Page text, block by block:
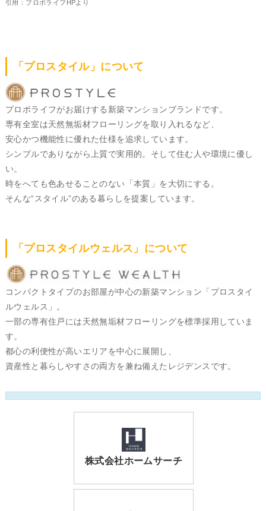
引用：プロポライフHPより
「プロスタイル」について
プロポライフがお届けする新築マンションブランドです。
専有全室は天然無垢材フローリングを取り入れるなど、
安心かつ機能性に優れた仕様を追求しています。
シンプルでありながら上質で実用的。そして住む人や環境に優し
い。
時をへても色あせることのない「本質」を大切にする。
そんな“スタイル”のある暮らしを提案しています。
「プロスタイルウェルス」について
コンパクトタイプのお部屋が中心の新築マンション「プロスタイ
ルウェルス」。
一部の専有住戸には天然無垢材フローリングを標準採用していま
す。
都心の利便性が高いエリアを中心に展開し、
資産性と暮らしやすさの両方を兼ね備えたレジデンスです。
株式会社ホームサーチ